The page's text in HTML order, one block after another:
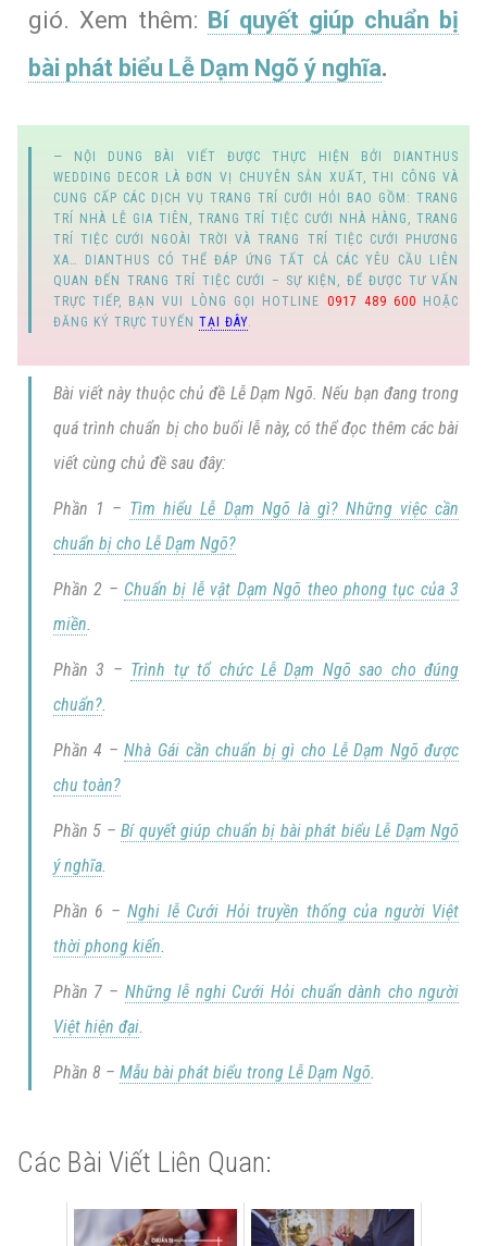
gió. Xem thêm: Bí quyết giúp chuẩn bị
bài phát biểu Lễ Dạm Ngõ ý nghĩa.
NỘI DUNG BÀI VIẾT ĐƯỢC THỰC HIỆN BỞI DIANTHUS
WEDDING DECOR LÀ ĐƠN VỊ CHUYÊN SẢN XUẤT, THI CÔNG VÀ
CUNG CẤP CÁC DỊCH VỤ TRANG TRÍ CƯỚI HỎI BAO GỒM:TRANG
TRÍ NHÀ LỄ GIA TIÊN
TRANG TRÍ TIỆC CƯỚI NHÀ HÀNG ,TRANG
TRÍ TIỆC CƯỚI NGOÀI TRỜI VÀTRANG TRÍ TIỆC CƯỚI PHƯƠNG
XA … DIANTHUS CÓ THỂ ĐÁP ỨNG TẤT CẢ CÁC YÊU CẦU LIÊN
QUAN ĐẾN TRANG TRÍ TIỆC CƯỚI – SỰ KIỆN
, ĐỂ ĐƯỢC TƯ VẤN
TRỰC TIẾP, BẠN VUI LÒNG GỌI HOTLINE 0917 489 600 HOẶC
ĐĂNG KÝ TRỰC TUYẾN TẠI ĐÂY.
Bài viết này thuộc chủ đề Lễ Dạm Ngõ . Nếu bạn đang trong
quá trình chuẩn bị cho buổi lễ này, có thể đọc thêm các bài
viết cùng chủ đề sau đây:
Phần 1 – Tìm hiểu Lễ Dạm Ngõ là gì? Những việc cần
chuẩn bị cho Lễ Dạm Ngõ?
Phần 2 – Chuẩn bị lễ vật Dạm Ngõ theo phong tục của 3
miền
Phần 3 – Trình tự tổ chức Lễ Dạm Ngõ sao cho đúng
chuẩn?.
Phần 4 –Nhà Gái cần chuẩn bị gì cho Lễ Dạm Ngõ được
chu toàn?
Phần 5 –Bí quyết giúp chuẩn bị bài phát biểu Lễ Dạm Ngõ
ý nghĩa.
Phần 6 –Nghi lễ Cưới Hỏi truyền thống của người Việt
thời phong kiến
Phần 7 – Những lễ nghi Cưới Hỏi chuẩn dành cho người
Việt hiện đại.
Phần 8 – Mẫu bài phát biểu trong Lễ Dạm Ngõ
Các Bài Viết Liên Quan: